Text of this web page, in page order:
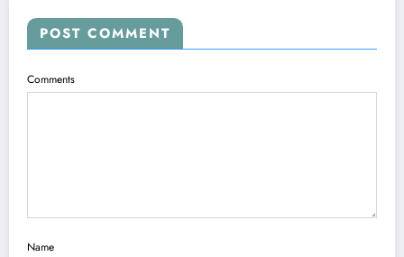
POST COMMENT
Comments
Name